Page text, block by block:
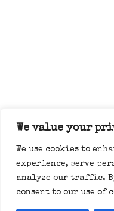
We value your
We use cookies to
experience, serve
analyze our traffic.
consent to our use of